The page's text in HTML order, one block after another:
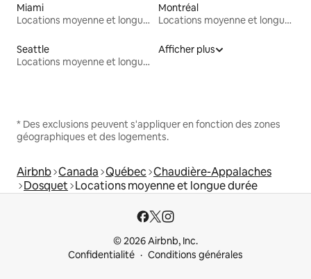
Miami
Locations moyenne et longue durée
Montréal
Locations moyenne et longue durée
Seattle
Locations moyenne et longue durée
Afficher plus
* Des exclusions peuvent s'appliquer en fonction des zones
géographiques et des logements.
Airbnb Canada Québec Chaudière-Appalaches
Dosquet Locations moyenne et longue durée
© 2026 Airbnb, Inc.
Confidentialité
Conditions générales